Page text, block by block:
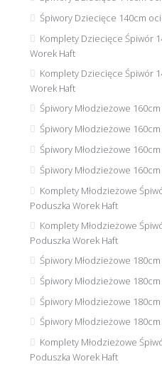
Śpiwory Dziecięce 140cm
Komplety Dziecięce Śpiwór
Worek Haft
Komplety Dziecięce Śpiwór
Worek Haft
Śpiwory Młodzieżowe
Śpiwory Młodzieżowe
Śpiwory Młodzieżowe
Śpiwory Młodzieżowe
Komplety Młodzieżowe
Poduszka Worek Haft
Komplety Młodzieżowe
Poduszka Worek Haft
Śpiwory Młodzieżowe
Śpiwory Młodzieżowe
Śpiwory Młodzieżowe
Śpiwory Młodzieżowe
Komplety Młodzieżowe
Poduszka Worek Haft